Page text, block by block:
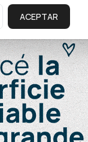
es el
el
etapa”
ACEPTAR